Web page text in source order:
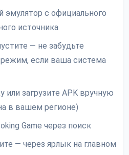
эмулятор с официального
источника
— не забудьте
если ваша система
или загрузите APK вручную
в вашем регионе)
Game через поиск
— через ярлык на главном